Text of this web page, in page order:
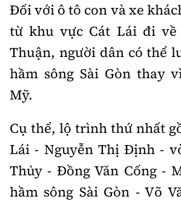
Đối với ô tô con và xe
từ khu vực Cát Lái đi về
Thuận, người dân có thể
hầm sông Sài Gòn thay
Mỹ.
Cụ thể, lộ trình thứ nhất
Lái - Nguyễn Thị Định -
Thủy - Đồng Văn Cống -
hầm sông Sài Gòn - Võ